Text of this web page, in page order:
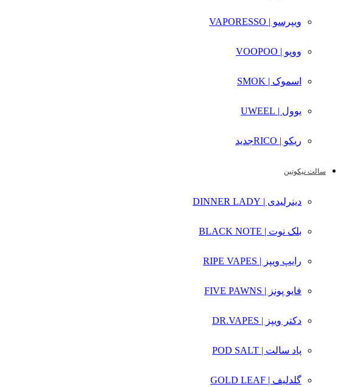
ویپرسو | VAPORESSO
ووپو | VOOPOO
اسموک | SMOK
یوول | UWEEL
ریکو | RICO جدید
سالت نیکوتین
دینرلیدی | DINNER LADY
بلک نوت | BLACK NOTE
رایپ ویپز | RIPE VAPES
فایو پونز | FIVE PAWNS
دکتر ویپز | DR.VAPES
پاد سالت | POD SALT
گلدلیف | GOLD LEAF